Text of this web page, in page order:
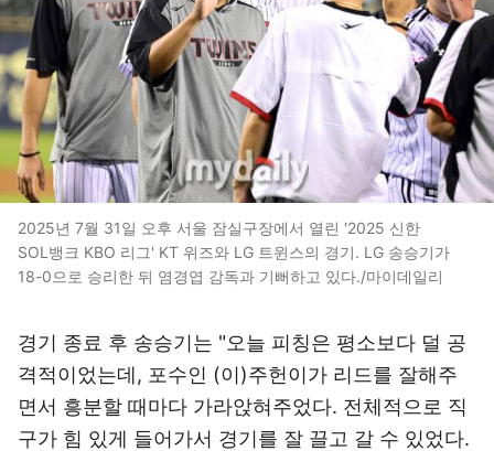
2025년 7월 31일 오후 서울 잠실구장에서 열린 '2025 신한
SOL뱅크 KBO 리그' KT 위즈와 LG 트윈스의 경기. LG 송승기가
18-0으로 승리한 뒤 염경엽 감독과 기뻐하고 있다./마이데일리
경기 종료 후 송승기는 "오늘 피칭은 평소보다 덜 공
격적이었는데, 포수인 (이)주헌이가 리드를 잘해주
면서 흥분할 때마다 가라앉혀주었다. 전체적으로 직
구가 힘 있게 들어가서 경기를 잘 끌고 갈 수 있었다.